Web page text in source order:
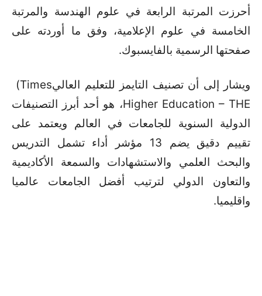
أحرزت المرتبة الرابعة في علوم الهندسة والمرتبة
الخامسة في علوم الإعلامية، وفق ما أوردته على
صفحتها الرسمية بالفايسبوك.
ويشار إلى أن تصنيف التايمز للتعليم العالي(Times
Higher Education – THE، هو أحد أبرز التصنيفات
الدولية السنوية للجامعات في العالم ويعتمد على
تقييم دقيق يضم 13 مؤشر أداء تشمل التدريس
والبحث العلمي والاستشهادات والسمعة الأكاديمية
والتعاون الدولي لترتيب أفضل الجامعات عالميا
واقليميا.